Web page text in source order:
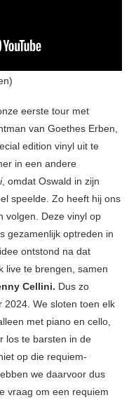
eerste tour met
van Goethes Erben,
edition vinyl uit te
in een andere
, omdat Oswald in zijn
speelde. Zo heeft hij ons
volgen. Deze vinyl op
gezamenlijk optreden in
ontstond na dat
live te brengen, samen
Cellini. Dus zo
2024. We sloten toen elk
met piano en cello,
los te barsten in de
op die requiem-
we daarvoor dus
vraag om een requiem